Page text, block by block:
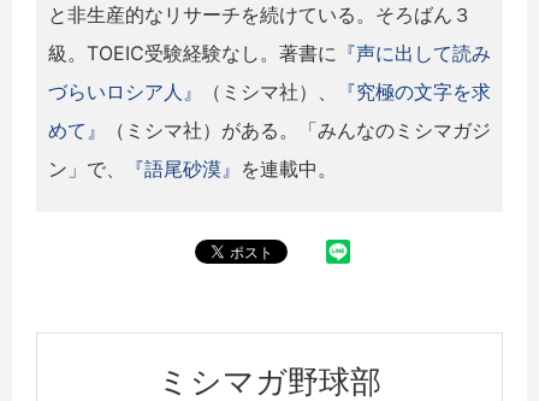
と非生産的なリサーチを続けている。そろばん３
級。TOEIC受験経験なし。著書に 『声に出して読み
づらいロシア人』
（ミシマ社）、
『究極の文字を求
めて』
（ミシマ社）がある。「みんなのミシマガジ
ン」で、
『語尾砂漠』 を連載中。
ミシマガ野球部